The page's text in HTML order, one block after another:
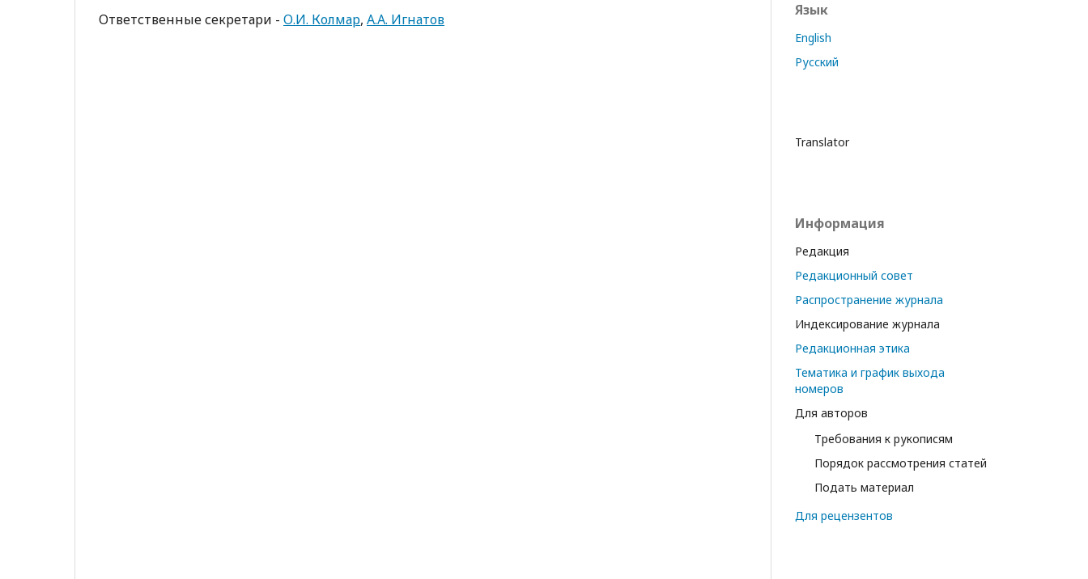
Ответственные секретари - О.И. Колмар, А.А. Игнатов
Язык
English
Русский
Translator
Информация
Редакция
Редакционный совет
Распространение журнала
Индексирование журнала
Редакционная этика
Тематика и график выхода
номеров
Для авторов
Требования к рукописям
Порядок рассмотрения статей
Подать материал
Для рецензентов